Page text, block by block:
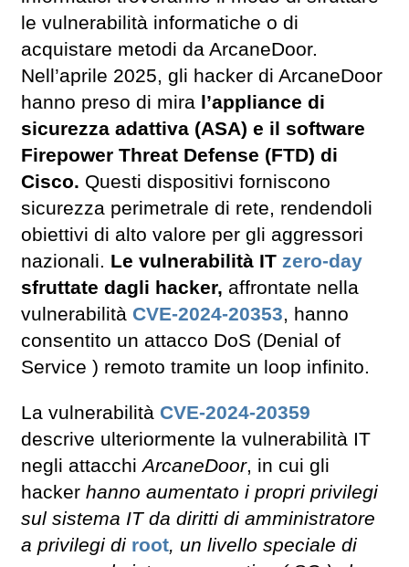
le vulnerabilità informatiche o di
acquistare metodi da ArcaneDoor.
Nell’aprile 2025, gli hacker di ArcaneDoor
hanno preso di mira l’appliance di
sicurezza adattiva (ASA) e il software
Firepower Threat Defense (FTD) di
Cisco. Questi dispositivi forniscono
sicurezza perimetrale di rete, rendendoli
obiettivi di alto valore per gli aggressori
nazionali. Le vulnerabilità IT zero-day
sfruttate dagli hacker, affrontate nella
vulnerabilità CVE-2024-20353, hanno
consentito un attacco DoS (Denial of
Service ) remoto tramite un loop infinito.
La vulnerabilità CVE-2024-20359
descrive ulteriormente la vulnerabilità IT
negli attacchiArcaneDoor, in cui gli
hacker hanno aumentato i propri privilegi
sul sistema IT da diritti di amministratore
a privilegi di root, un livello speciale di